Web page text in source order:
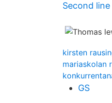
Second
kirsten
mariaskolan
GS